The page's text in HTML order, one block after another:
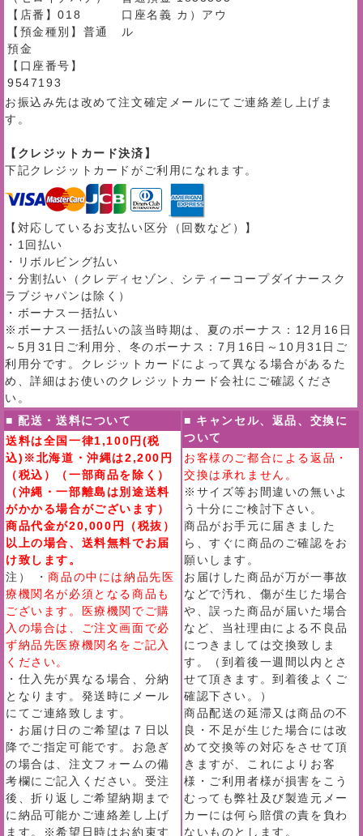
【店番】018
【預金種別】普通
預金
【口座番号】
9547193
口座名義 カ）アウ
ル
お振込み先は改めて注文確定メールにてご連絡差し上げま
す。
【クレジットカード決済】
下記クレジットカードがご利用になれます。
【対応しているお支払い区分（回数など）】
・1回払い
・リボルビング払い
・分割払い（クレディセゾン、シティーコープダイナースク
ラブジャパンは除く）
・ボーナス一括払い
※ボーナス一括払いの該当時期は、夏のボーナス：12月16日
～5月31日ご利用分、冬のボーナス：7月16日～10月31日ご
利用分です。クレジットカードによって異なる場合があるた
め、詳細はお使いのクレジットカード会社にご確認くださ
い。
■ 配送・送料について
送料は全国一律1,100円(税
込)※北海道・沖縄は2,200円
（税込）（一部商品を除く）
（沖縄・一部離島は別途送料
がかかる場合がございます）
商品代金が20,000円（税抜）
以上の場合、送料無料でお届
け致します。
注） ・商品の中には納品先医
療機関名が必須となる商品も
ございます。医療機関でご購
入の場合は、ご注文画面で必
ず納品先医療機関名をご記入
ください。
・仕入先が異なる場合、分納
となります。発送時にメール
にてご連絡致します。
・お届け日のご希望は７日以
降でご指定可能です。お急ぎ
の場合は、注文フォームの備
考欄にご記入ください。受注
後、折り返しご希望納期まで
に納品可能かご連絡差し上げ
ます。※希望日時はお約束す
■ キャンセル、返品、交換に
ついて
お客様のご都合による返品・
交換は承れません。
※サイズ等お間違いの無いよ
う十分にご検討下さい。
商品がお手元に届きました
ら、すぐに商品のご確認をお
願いします。
お届けした商品が万が一事故
などで汚れ、傷が生じた場合
や、誤った商品が届いた場合
など、当社理由による不良品
につきましては交換致しま
す。（到着後一週間以内とさ
せて頂きます。到着後よくご
確認下さい。）
商品配送の延滞又は商品の不
良・不足が生じた場合には改
めて交換等の対応をさせて頂
きますが、これによりお客
様・ご利用者様が損害をこう
むっても弊社及び製造元メー
カーには何ら賠償の責を負わ
ないものとします。